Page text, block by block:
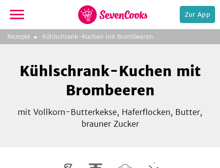
zur
Startseite
Zur App
Rezepte Kühlschrank-Kuchen mit Brombeeren
zeigen
Bild
3
zeigen
Kühlschrank-Kuchen mit
Brombeeren
mit Vollkorn-Butterkekse, Haferflocken, Butter,
brauner Zucker